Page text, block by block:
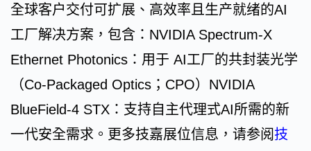
全球客户交付可扩展、高效率且生产就绪的AI
工厂解决方案，包含：NVIDIA Spectrum-X
Ethernet Photonics：用于 AI工厂的共封装光学
（Co-Packaged Optics；CPO）NVIDIA
BlueField-4 STX：支持自主代理式AI所需的新
一代安全需求。更多技嘉展位信息，请参阅 技